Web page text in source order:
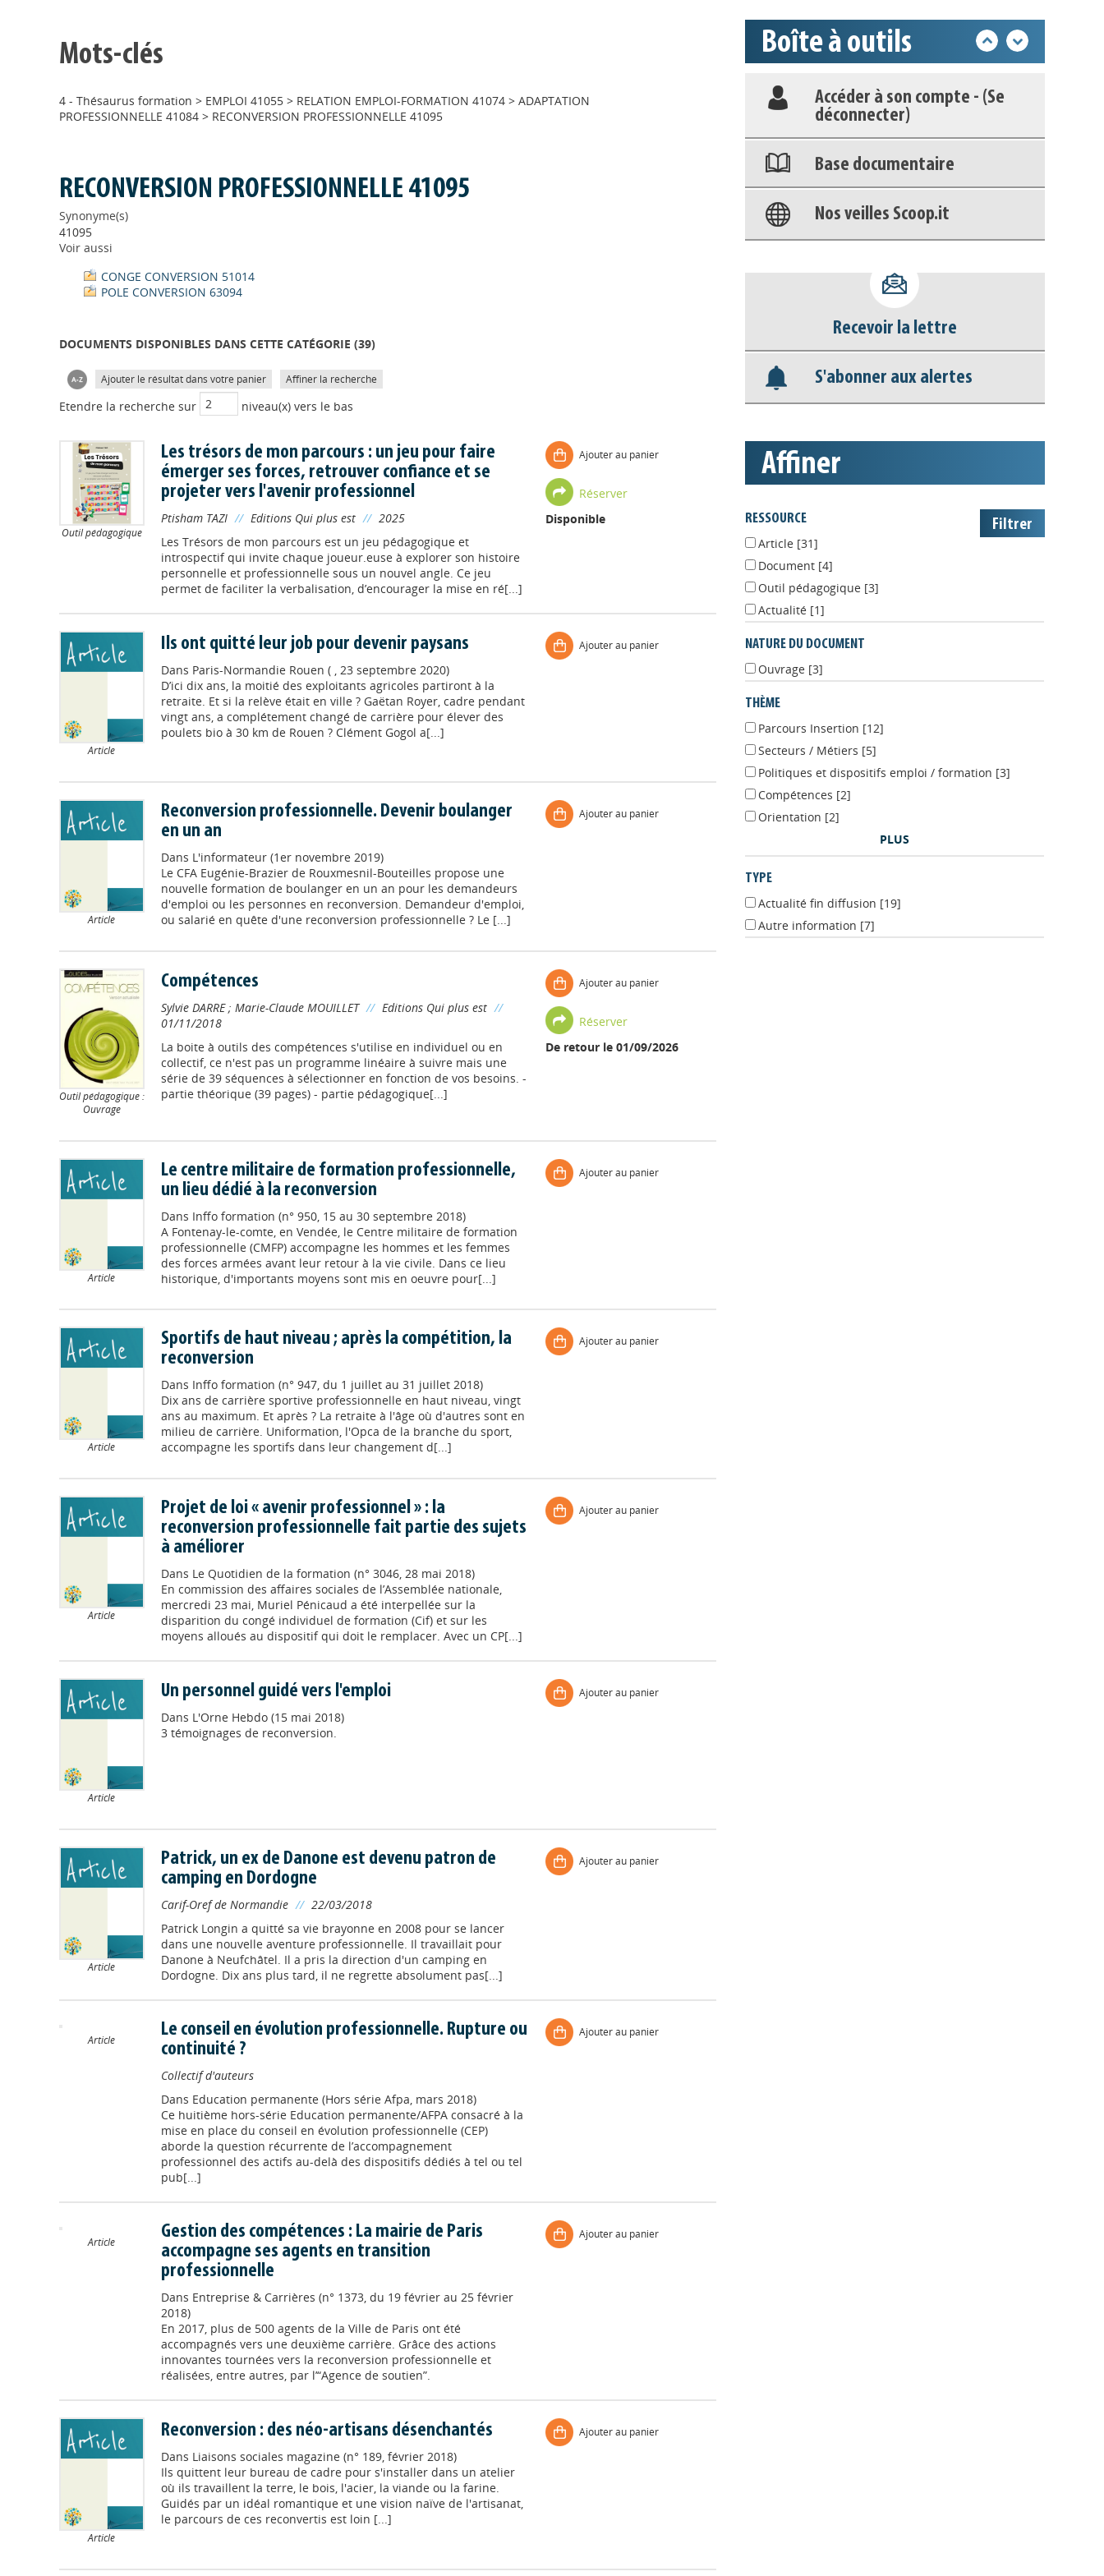
Mots-clés
4 - Thésaurus formation > EMPLOI 41055 > RELATION EMPLOI-FORMATION 41074 > ADAPTATION
PROFESSIONNELLE 41084 > RECONVERSION PROFESSIONNELLE 41095
RECONVERSION PROFESSIONNELLE 41095
Synonyme(s)
41095
Voir aussi
CONGE CONVERSION 51014
POLE CONVERSION 63094
DOCUMENTS DISPONIBLES DANS CETTE CATÉGORIE (39)
Ajouter le résultat dans votre panier Affiner la recherche
Etendre la recherche sur niveau(x) vers le bas
Outil pédagogique
Les trésors de mon parcours : un jeu pour faire
émerger ses forces, retrouver confiance et se
projeter vers l'avenir professionnel
Ptisham TAZI // Editions Qui plus est // 2025
Les Trésors de mon parcours est un jeu pédagogique et
introspectif qui invite chaque joueur.euse à explorer son histoire
personnelle et professionnelle sous un nouvel angle. Ce jeu
permet de faciliter la verbalisation, d’encourager la mise en ré[...]
Ajouter au panier
Réserver
Disponible
Article
Ils ont quitté leur job pour devenir paysans
Dans Paris-Normandie Rouen ( , 23 septembre 2020)
D’ici dix ans, la moitié des exploitants agricoles partiront à la
retraite. Et si la relève était en ville ? Gaëtan Royer, cadre pendant
vingt ans, a complétement changé de carrière pour élever des
poulets bio à 30 km de Rouen ? Clément Gogol a[...]
Ajouter au panier
Article
Reconversion professionnelle. Devenir boulanger
en un an
Dans L'informateur (1er novembre 2019)
Le CFA Eugénie-Brazier de Rouxmesnil-Bouteilles propose une
nouvelle formation de boulanger en un an pour les demandeurs
d'emploi ou les personnes en reconversion. Demandeur d'emploi,
ou salarié en quête d'une reconversion professionnelle ? Le [...]
Ajouter au panier
Outil pédagogique :
Ouvrage
Compétences
Sylvie DARRE; Marie-Claude MOUILLET // Editions Qui plus est //
01/11/2018
La boite à outils des compétences s'utilise en individuel ou en
collectif, ce n'est pas un programme linéaire à suivre mais une
série de 39 séquences à sélectionner en fonction de vos besoins. -
partie théorique (39 pages) - partie pédagogique[...]
Ajouter au panier
Réserver
De retour le 01/09/2026
Article
Le centre militaire de formation professionnelle,
un lieu dédié à la reconversion
Dans Inffo formation (n° 950, 15 au 30 septembre 2018)
A Fontenay-le-comte, en Vendée, le Centre militaire de formation
professionnelle (CMFP) accompagne les hommes et les femmes
des forces armées avant leur retour à la vie civile. Dans ce lieu
historique, d'importants moyens sont mis en oeuvre pour[...]
Ajouter au panier
Article
Sportifs de haut niveau ; après la compétition, la
reconversion
Dans Inffo formation (n° 947, du 1 juillet au 31 juillet 2018)
Dix ans de carrière sportive professionnelle en haut niveau, vingt
ans au maximum. Et après ? La retraite à l'âge où d'autres sont en
milieu de carrière. Uniformation, l'Opca de la branche du sport,
accompagne les sportifs dans leur changement d[...]
Ajouter au panier
Article
Projet de loi « avenir professionnel » : la
reconversion professionnelle fait partie des sujets
à améliorer
Dans Le Quotidien de la formation (n° 3046, 28 mai 2018)
En commission des affaires sociales de l’Assemblée nationale,
mercredi 23 mai, Muriel Pénicaud a été interpellée sur la
disparition du congé individuel de formation (Cif) et sur les
moyens alloués au dispositif qui doit le remplacer. Avec un CP[...]
Ajouter au panier
Article
Un personnel guidé vers l'emploi
Dans L'Orne Hebdo (15 mai 2018)
3 témoignages de reconversion.
Ajouter au panier
Article
Patrick, un ex de Danone est devenu patron de
camping en Dordogne
Carif-Oref de Normandie // 22/03/2018
Patrick Longin a quitté sa vie brayonne en 2008 pour se lancer
dans une nouvelle aventure professionnelle. Il travaillait pour
Danone à Neufchâtel. Il a pris la direction d'un camping en
Dordogne. Dix ans plus tard, il ne regrette absolument pas[...]
Ajouter au panier
Article
Le conseil en évolution professionnelle. Rupture ou
continuité ?
Collectif d'auteurs
Dans Education permanente (Hors série Afpa, mars 2018)
Ce huitième hors-série Education permanente/AFPA consacré à la
mise en place du conseil en évolution professionnelle (CEP)
aborde la question récurrente de l’accompagnement
professionnel des actifs au-delà des dispositifs dédiés à tel ou tel
pub[...]
Ajouter au panier
Article
Gestion des compétences : La mairie de Paris
accompagne ses agents en transition
professionnelle
Dans Entreprise & Carrières (n° 1373, du 19 février au 25 février
2018)
En 2017, plus de 500 agents de la Ville de Paris ont été
accompagnés vers une deuxième carrière. Grâce des actions
innovantes tournées vers la reconversion professionnelle et
réalisées, entre autres, par l’“Agence de soutien”.
Ajouter au panier
Article
Reconversion : des néo-artisans désenchantés
Dans Liaisons sociales magazine (n° 189, février 2018)
Ils quittent leur bureau de cadre pour s'installer dans un atelier
où ils travaillent la terre, le bois, l'acier, la viande ou la farine.
Guidés par un idéal romantique et une vision naïve de l'artisanat,
le parcours de ces reconvertis est loin [...]
Ajouter au panier
Boîte à outils
Déposer une actu !
Accéder à son compte - (Se
déconnecter)
Base documentaire
Nos veilles Scoop.it
Recevoir la lettre
S'abonner aux alertes
affiner
RESSOURCE
Article [31]
Document [4]
Outil pédagogique [3]
Actualité [1]
NATURE DU DOCUMENT
Ouvrage [3]
THÈME
Parcours Insertion [12]
Secteurs / Métiers [5]
Politiques et dispositifs emploi / formation [3]
Compétences [2]
Orientation [2]
PLUS
TYPE
Actualité fin diffusion [19]
Autre information [7]